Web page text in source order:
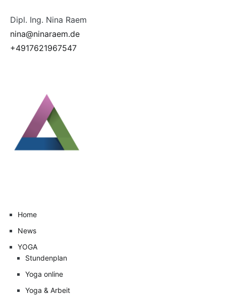
Dipl. Ing. Nina Raem
nina@ninaraem.de
+4917621967547
Home
News
YOGA
Stundenplan
Yoga online
Yoga & Arbeit